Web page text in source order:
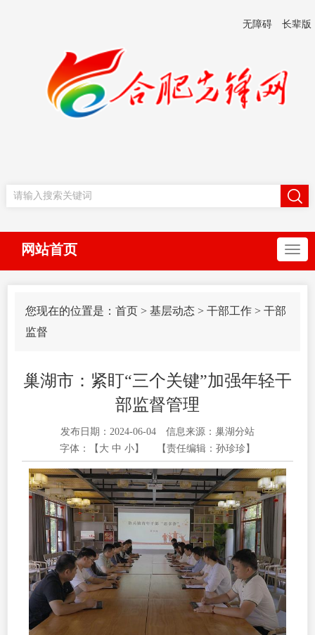
无障碍 长辈版
网站首页
您现在的位置是： 首页 > 基层动态 > 干部工作 > 干部
监督
巢湖市：紧盯“三个关键”加强年轻干
部监督管理
发布日期：2024-06-04
信息来源：巢湖分站
字体：【 大 中 小 】 【责任编辑：孙珍珍】